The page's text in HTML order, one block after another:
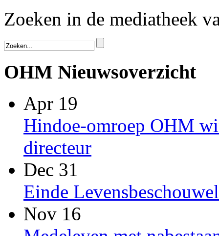
Zoeken in de mediatheek
OHM Nieuwsoverzicht
Apr 19
Hindoe-omroep OHM
directeur
Dec 31
Einde
Nov 16